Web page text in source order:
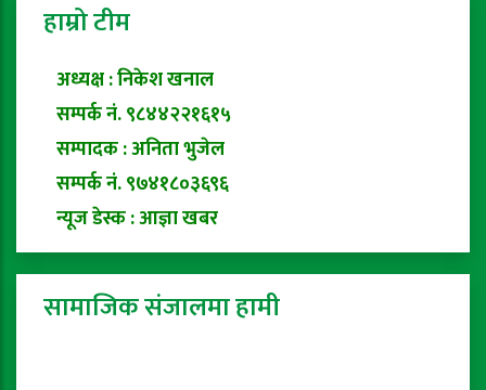
हाम्रो टीम
अध्यक्ष : निकेश खनाल
सम्पर्क नं. ९८४४२२१६१५
सम्पादक : अनिता भुजेल
सम्पर्क नं. ९७४१८०३६९६
न्यूज डेस्क : आज्ञा खबर
सामाजिक संजालमा हामी